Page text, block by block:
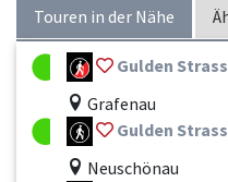
Touren in der Nähe
Gulden Strass
Grafenau
Gulden Strass
Neuschönau